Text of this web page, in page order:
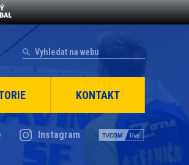
KONTAKT
Instagram